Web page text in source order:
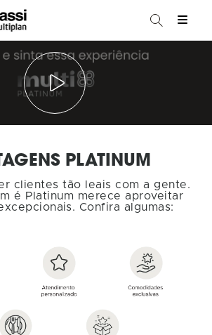
PLATINUM
clientes tão leais com a gente.
é Platinum merece aproveitar
Confira algumas: